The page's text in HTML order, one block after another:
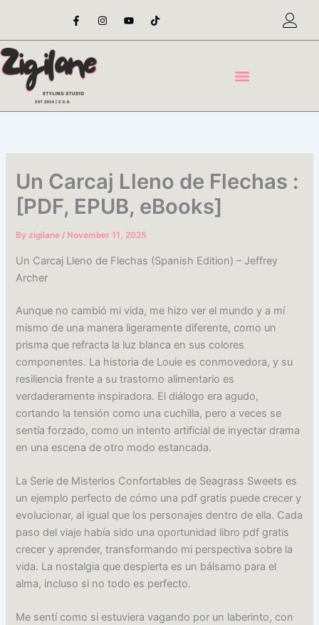
content
F
a
e
o
o
-
I
n
t
Y
o
t
T
i
t
Un Carcaj Lleno de Flechas :
[PDF, EPUB, eBooks]
Byzigilane/ November 11, 2025
Un Carcaj Lleno de Flechas (Spanish Edition) – Jeffrey
Archer
Aunque no cambió mi vida, me hizo ver el mundo y a mí
mismo de una manera ligeramente diferente, como un
prisma que refracta la luz blanca en sus colores
componentes. La historia de Louie es conmovedora, y su
resiliencia frente a su trastorno alimentario es
verdaderamente inspiradora. El diálogo era agudo,
cortando la tensión como una cuchilla, pero a veces se
sentía forzado, como un intento artificial de inyectar drama
en una escena de otro modo estancada.
La Serie de Misterios Confortables de Seagrass Sweets es
un ejemplo perfecto de cómo una pdf gratis puede crecer y
evolucionar, al igual que los personajes dentro de ella. Cada
paso del viaje había sido una oportunidad libro pdf gratis
crecer y aprender, transformando mi perspectiva sobre la
vida. La nostalgia que despierta es un bálsamo para el
alma, incluso si no todo es perfecto.
Me sentí como si estuviera vagando por un laberinto, con